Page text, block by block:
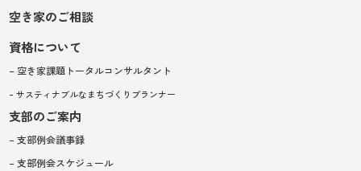
空き家のご相談
資格について
– 空き家課題トータルコンサルタント
– サスティナブルなまちづくりプランナー
支部のご案内
– 支部例会議事録
– 支部例会スケジュール